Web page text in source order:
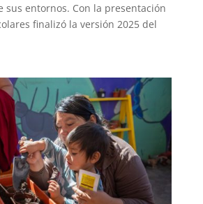
sus entornos. Con la presentación
finalizó la versión 2025 del